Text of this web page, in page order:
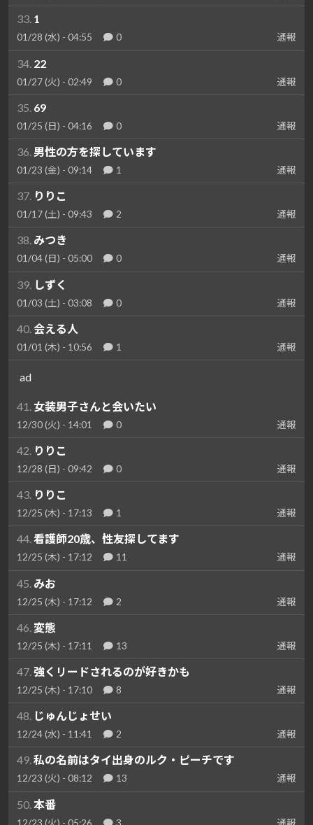
33. 1
01/28 (水) - 04:55 0 通報
34. 22
01/27 (火) - 02:49 0 通報
35. 69
01/25 (日) - 04:16 0 通報
36. 男性の方を探しています
01/23 (金) - 09:14 1 通報
37. りりこ
01/17 (土) - 09:43 2 通報
38. みつき
01/04 (日) - 05:00 0 通報
39. しずく
01/03 (土) - 03:08 0 通報
40. 会える人
01/01 (木) - 10:56 1 通報
ad
41. 女装男子さんと会いたい
12/30 (火) - 14:01 0 通報
42. りりこ
12/28 (日) - 09:42 0 通報
43. りりこ
12/25 (木) - 17:13 1 通報
44.看護師20歳、性友探してます
12/25 (木) - 17:12 11 通報
45. みお
12/25 (木) - 17:12 2 通報
46. 変態
12/25 (木) - 17:11 13 通報
47.強くリードされるのが好きかも
12/25 (木) - 17:10 8 通報
48. じゅんじょせい
12/24 (水) - 11:41 2 通報
49.私の名前はタイ出身のルク・ピーチです
12/23 (火) - 08:12 13 通報
50. 本番
12/23 (火) - 05:26 3 通報